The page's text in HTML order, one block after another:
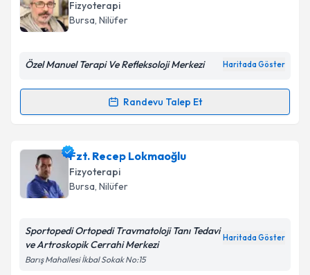
takvim hazırlandığında e-posta ile bilgilendireceğiz.
Kişisel verilerimin işlenmesine ilişkinAydınlatma
Takvim Talebini Gönder
Fizyoterapi
Bursa, Nilüfer
Özel Manuel Terapi Ve Refleksoloji Merkezi Haritada Göster
Randevu Talep Et
Randevu Takvimi Talebi
Fzt. Okan Kantarcıoğluiçin randevu takvimi talebi
oluşturun. Size bu uzmandan randevu almanız için bir
takvim hazırlandığında e-posta ile bilgilendireceğiz.
Fzt. Recep Lokmaoğlu
Fizyoterapi
Bursa, Nilüfer
Sportopedi Ortopedi Travmatoloji Tanı Tedavi
ve Artroskopik Cerrahi Merkezi
Haritada Göster
Barış Mahallesi İkbal Sokak No:15